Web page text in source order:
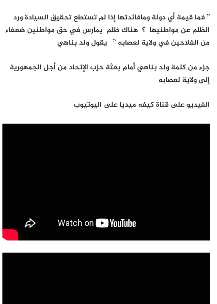
” فما قيمة أي دولة ومافائدتها إذا لم تستطع تحقيق السيادة ورد
الظلم عن مواطنيها ؟ هناك ظلم يمارس في حق مواطنين ضعفاء
من الفلاحين في ولاية لعصابه ” يقول ولد بناهي
جزء من كلمة ولد بناهي أمام بعثة حزب الإتحاد من أجل الجمهورية
إلى ولاية لعصابه
الفيديو على قناة كيفه ميديا على اليوتيوب